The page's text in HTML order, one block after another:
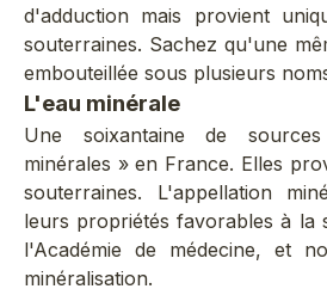
d'adduction mais provient
souterraines. Sachez qu'une
embouteillée sous plusieurs
L'eau minérale
Une soixantaine de
minérales » en France. Elles
souterraines. L'appellation
leurs propriétés favorables à la
l'Académie de médecine, et
minéralisation.